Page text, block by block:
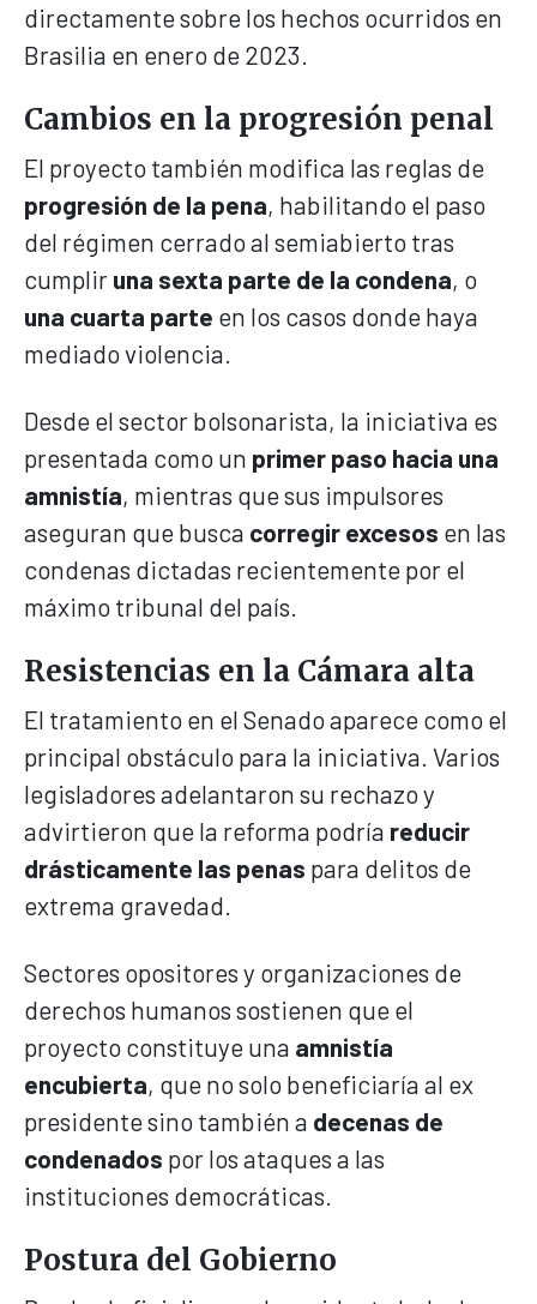
directamente sobre los hechos ocurridos en
Brasilia en enero de 2023.
Cambios en la progresión penal
El proyecto también modifica las reglas de
progresión de la pena, habilitando el paso
del régimen cerrado al semiabierto tras
cumplir una sexta parte de la condena, o
una cuarta parte en los casos donde haya
mediado violencia.
Desde el sector bolsonarista, la iniciativa es
presentada como un primer paso hacia una
amnistía, mientras que sus impulsores
aseguran que busca corregir excesos en las
condenas dictadas recientemente por el
máximo tribunal del país.
Resistencias en la Cámara alta
El tratamiento en el Senado aparece como el
principal obstáculo para la iniciativa. Varios
legisladores adelantaron su rechazo y
advirtieron que la reforma podría reducir
drásticamente las penas para delitos de
extrema gravedad.
Sectores opositores y organizaciones de
derechos humanos sostienen que el
proyecto constituye una amnistía
encubierta, que no solo beneficiaría al ex
presidente sino también a decenas de
condenados por los ataques a las
instituciones democráticas.
Postura del Gobierno